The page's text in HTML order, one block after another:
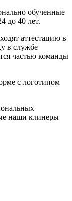
обученные
до 40 лет.
аттестацию в
в службе
частью команды
с логотипом
наши клинеры